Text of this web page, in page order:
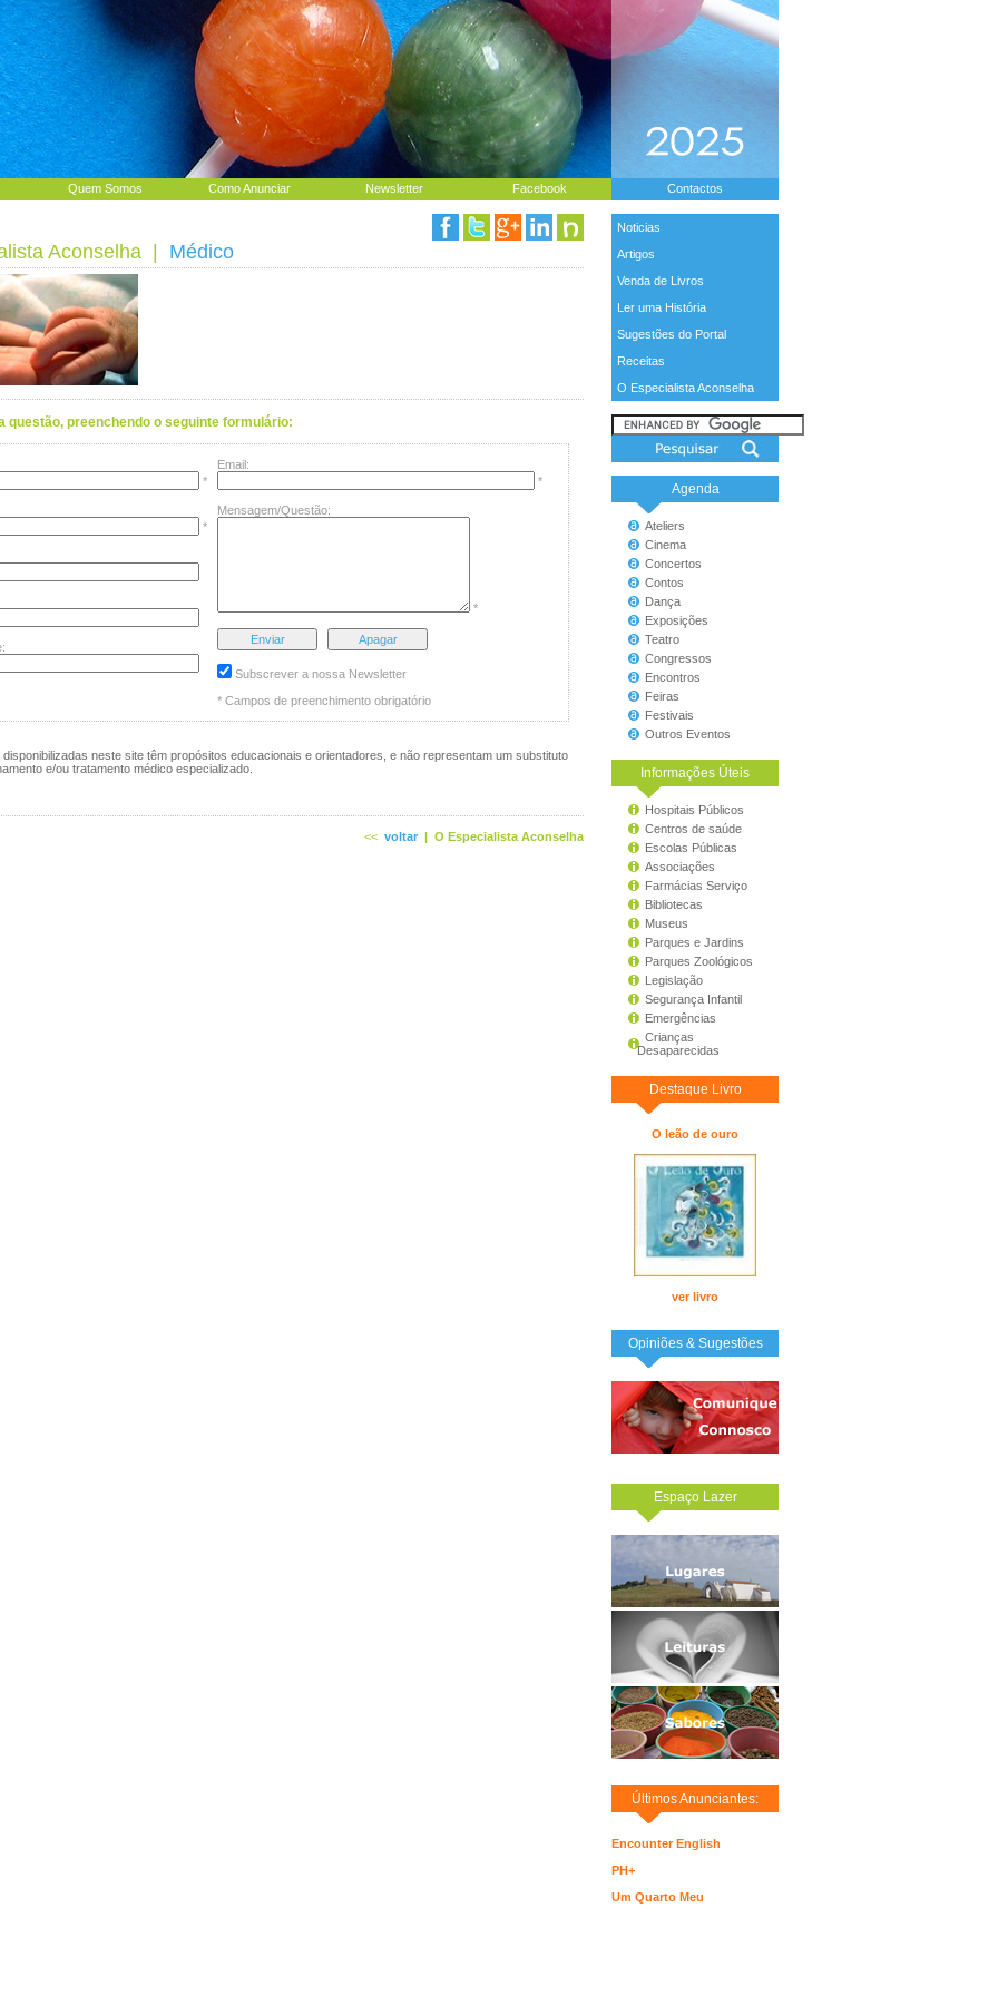
Quem Somos Como Anunciar Newsletter Facebook Contactos
Noticias
Artigos
Venda de Livros
Ler uma História
Sugestões do Portal
Receitas
O Especialista Aconselha
Agenda
Ateliers
Cinema
Concertos
Contos
Dança
Exposições
Teatro
Congressos
Encontros
Feiras
Festivais
Outros Eventos
Informações Úteis
Hospitais Públicos
Centros de saúde
Escolas Públicas
Associações
Farmácias Serviço
Bibliotecas
Museus
Parques e Jardins
Parques Zoológicos
Legislação
Segurança Infantil
Emergências
Crianças
Desaparecidas
Destaque Livro
O leão de ouro
ver livro
Opiniões & Sugestões
Espaço Lazer
Últimos Anunciantes:
Encounter English
PH+
Um Quarto Meu
Aconselha Médico
questão, preenchendo o seguinte formulário:
*
*
Email:
*
Mensagem/Questão:
*
Subscrever a nossa Newsletter
* Campos de preenchimento obrigatório
neste site têm propósitos educacionais e orientadores, e não representam um substituto
e/ou tratamento médico especializado.
<< voltar | O Especialista Aconselha